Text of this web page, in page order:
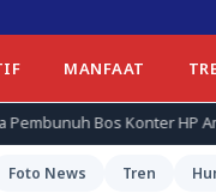
MANFAAT
HP Ambarawa
Foto News Tren